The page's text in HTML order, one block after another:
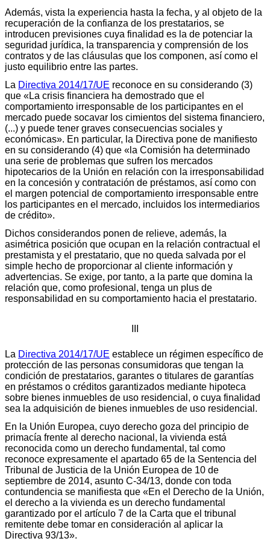
Además, vista la experiencia hasta la fecha, y al objeto de la
recuperación de la confianza de los prestatarios, se
introducen previsiones cuya finalidad es la de potenciar la
seguridad jurídica, la transparencia y comprensión de los
contratos y de las cláusulas que los componen, así como el
justo equilibrio entre las partes.
La Directiva 2014/17/UE reconoce en su considerando (3)
que «La crisis financiera ha demostrado que el
comportamiento irresponsable de los participantes en el
mercado puede socavar los cimientos del sistema financiero,
(...) y puede tener graves consecuencias sociales y
económicas». En particular, la Directiva pone de manifiesto
en su considerando (4) que «la Comisión ha determinado
una serie de problemas que sufren los mercados
hipotecarios de la Unión en relación con la irresponsabilidad
en la concesión y contratación de préstamos, así como con
el margen potencial de comportamiento irresponsable entre
los participantes en el mercado, incluidos los intermediarios
de crédito».
Dichos considerandos ponen de relieve, además, la
asimétrica posición que ocupan en la relación contractual el
prestamista y el prestatario, que no queda salvada por el
simple hecho de proporcionar al cliente información y
advertencias. Se exige, por tanto, a la parte que domina la
relación que, como profesional, tenga un plus de
responsabilidad en su comportamiento hacia el prestatario.
La Directiva 2014/17/UE establece un régimen específico de
protección de las personas consumidoras que tengan la
condición de prestatarios, garantes o titulares de garantías
en préstamos o créditos garantizados mediante hipoteca
sobre bienes inmuebles de uso residencial, o cuya finalidad
sea la adquisición de bienes inmuebles de uso residencial.
En la Unión Europea, cuyo derecho goza del principio de
primacía frente al derecho nacional, la vivienda está
reconocida como un derecho fundamental, tal como
reconoce expresamente el apartado 65 de la Sentencia del
Tribunal de Justicia de la Unión Europea de 10 de
septiembre de 2014, asunto C-34/13, donde con toda
contundencia se manifiesta que «En el Derecho de la Unión,
el derecho a la vivienda es un derecho fundamental
garantizado por el artículo 7 de la Carta que el tribunal
remitente debe tomar en consideración al aplicar la
Directiva 93/13».